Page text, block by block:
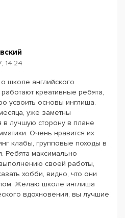
14:24
школе английского
работают креативные ребята,
усвоить основы инглиша.
уже заметны
лучшую сторону в плане
Очень нравится их
клабы, групповые походы в
Ребята максимально
своей работы,
хобби, видно, что они
Желаю школе инглиша
вдохновения, вы лучшие